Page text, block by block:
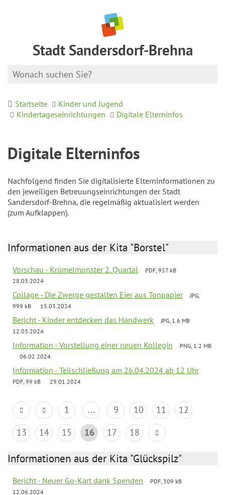
Stadt Sandersdorf-Brehna
Startseite
Kinder und Jugend
Kindertageseinrichtungen
Digitale Elterninfos
Digitale Elterninfos
Nachfolgend finden Sie digitalisierte Elterninformationen zu
den jeweiligen Betreuungseinrichtungen der Stadt
Sandersdorf-Brehna, die regelmäßig aktualisiert werden
(zum Aufklappen).
Informationen aus der Kita "Borstel"
Vorschau - Krümelmonster 2. Quartal
PDF, 957 kB
28.03.2024
Collage - Die Zwerge gestalten Eier aus Tonpapier
JPG,
999 kB
15.03.2024
Bericht - Kinder entdecken das Handwerk
JPG, 1.6 MB
12.03.2024
Information - Vorstellung einer neuen Kollegin
PNG, 1.2 MB
06.02.2024
Information - Teilschließung am 26.04.2024 ab 12 Uhr
PDF, 99 kB 29.01.2024
1 ... 9 10 11
12
13
14 15 16 17 18
Informationen aus der Kita "Glückspilz"
Bericht - Neuer Go-Kart dank Spenden
PDF, 309 kB
12.06.2024